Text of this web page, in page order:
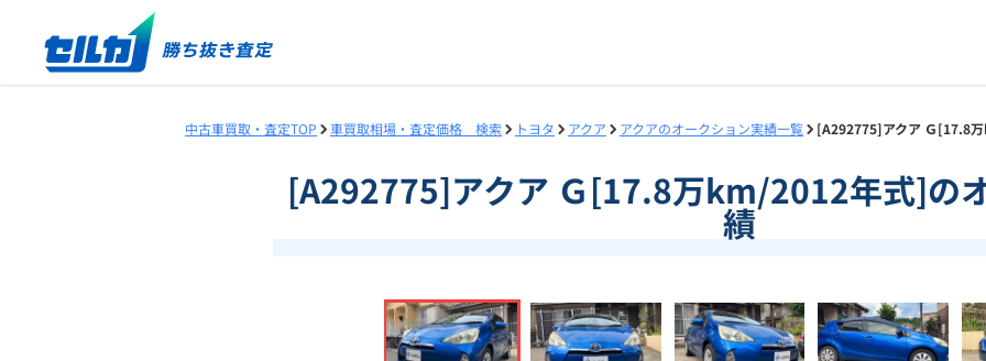
中古車買取・査定TOP 車買取相場・査定価格 検索 トヨタ アクア アクアのオークション実績一覧 [A292775]アクア Ｇ[17.8
[A292775]アクア Ｇ[17.8万km/2012年式]の
績